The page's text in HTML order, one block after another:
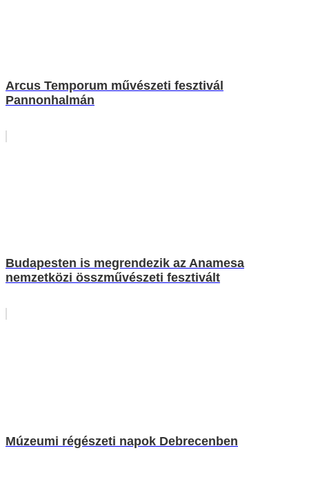
Arcus Temporum művészeti fesztivál
Pannonhalmán
Budapesten is megrendezik az Anamesa
nemzetközi összművészeti fesztivált
Múzeumi régészeti napok Debrecenben